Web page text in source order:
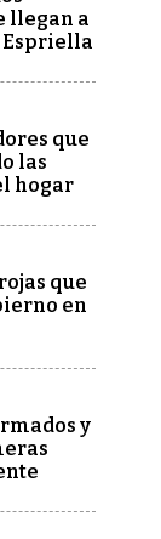
llegan a
Espriella
que
las
hogar
que
en
y